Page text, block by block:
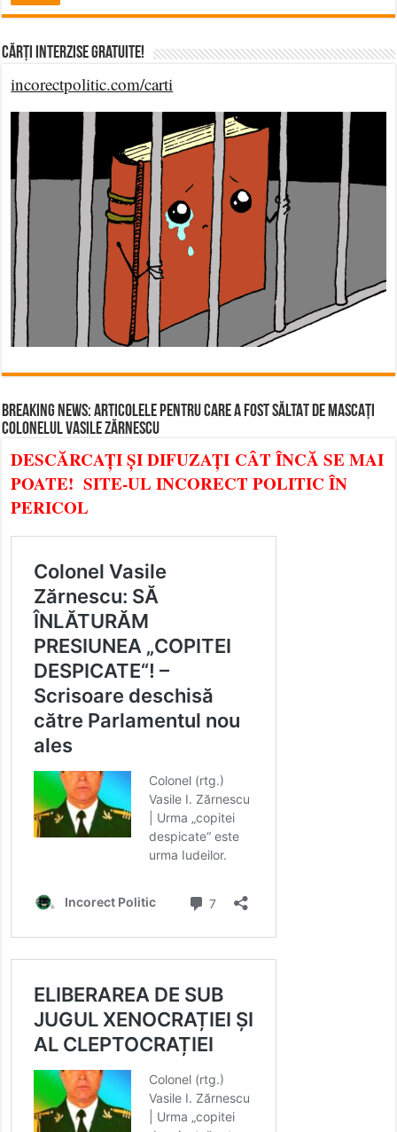
Cărți Interzise Gratuite!
incorectpolitic.com/carti
BREAKING NEWS: ARTICOLELE PENTRU CARE A FOST SĂLTAT DE MASCAȚI
COLONELUL VASILE ZĂRNESCU
DESCĂRCAȚI ȘI DIFUZAȚI CÂT ÎNCĂ SE MAI
POATE! SITE-UL INCORECT POLITIC ÎN
PERICOL